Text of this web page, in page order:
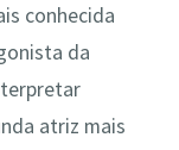
conhecida
da
atriz mais